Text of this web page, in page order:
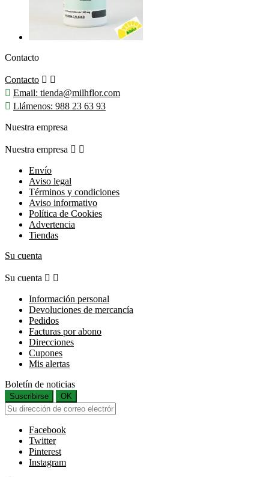
Contacto
Contacto  
 Email: tienda@milhflor.com
 Llámenos: 988 23 63 93
Nuestra empresa
Nuestra empresa  
Envío
Aviso legal
Términos y condiciones
Aviso informativo
Política de Cookies
Advertencia
Tiendas
Su cuenta
Su cuenta  
Información personal
Devoluciones de mercancía
Pedidos
Facturas por abono
Direcciones
Cupones
Mis alertas
Boletín de noticias
Suscribirse OK
Facebook
Twitter
Pinterest
Instagram